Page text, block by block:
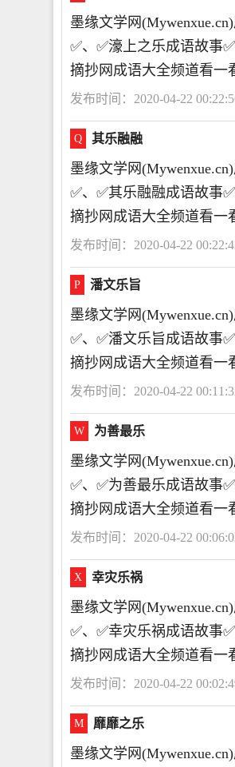
墨缘文学网
✅、✅濠上之乐成语故事
摘抄网成语大全频道看一
发布时间：2020-04-22
Q 其乐融融
墨缘文学网
✅、✅其乐融融成语故事
摘抄网成语大全频道看一
发布时间：2020-04-22
P 潘文乐旨
墨缘文学网
✅、✅潘文乐旨成语故事
摘抄网成语大全频道看一
发布时间：2020-04-22
W 为善最乐
墨缘文学网
✅、✅为善最乐成语故事
摘抄网成语大全频道看一
发布时间：2020-04-22
X 幸灾乐祸
墨缘文学网
✅、✅幸灾乐祸成语故事
摘抄网成语大全频道看一
发布时间：2020-04-22
M 靡靡之乐
墨缘文学网